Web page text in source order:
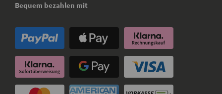
Bequem bezahlen mit